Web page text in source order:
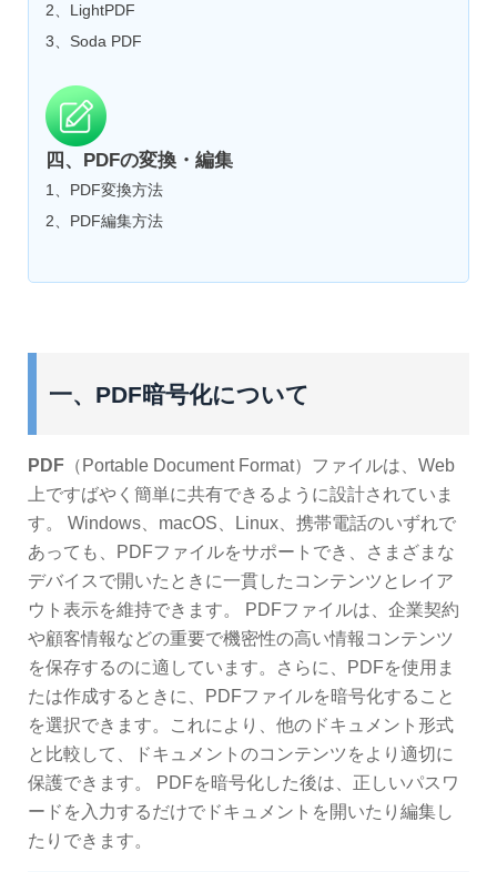
2、LightPDF
3、Soda PDF
四、PDFの変換・編集
1、PDF変換方法
2、PDF編集方法
一、PDF暗号化について
PDF （Portable Document Format）ファイルは、Web
上ですばやく簡単に共有できるように設計されていま
す。 Windows、macOS、Linux、携帯電話のいずれで
あっても、PDFファイルをサポートでき、さまざまな
デバイスで開いたときに一貫したコンテンツとレイア
ウト表示を維持できます。 PDFファイルは、企業契約
や顧客情報などの重要で機密性の高い情報コンテンツ
を保存するのに適しています。さらに、PDFを使用ま
たは作成するときに、PDFファイルを暗号化すること
を選択できます。これにより、他のドキュメント形式
と比較して、ドキュメントのコンテンツをより適切に
保護できます。 PDFを暗号化した後は、正しいパスワ
ードを入力するだけでドキュメントを開いたり編集し
たりできます。